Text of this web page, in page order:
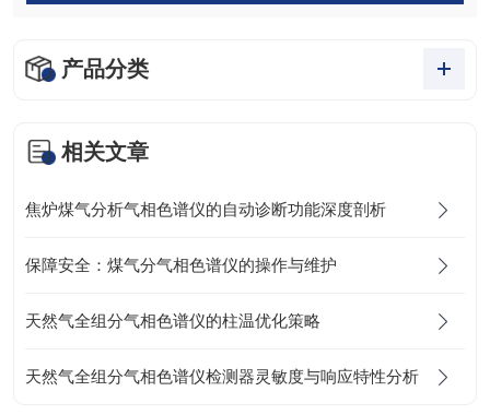
产品分类
相关文章
焦炉煤气分析气相色谱仪的自动诊断功能深度剖析
保障安全：煤气分气相色谱仪的操作与维护
天然气全组分气相色谱仪的柱温优化策略
天然气全组分气相色谱仪检测器灵敏度与响应特性分析